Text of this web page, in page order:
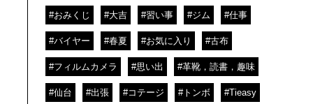
#おみくじ #大吉 #習い事 #ジム #仕事
#バイヤー #春夏 #お気に入り #古布
#フィルムカメラ #思い出 #革靴，読書，趣味
#仙台 #出張 #コテージ #トンボ #Tieasy